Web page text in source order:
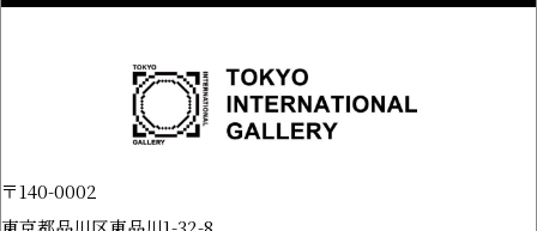
〒140-0002